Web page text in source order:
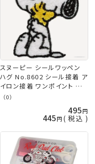
スヌーピー シールワッペン
ハグ No.8602 シール接着 ア
イロン接着 ワンポイント ネ
コポス可 ミササ 手芸の山久
（0）
495
445 税込